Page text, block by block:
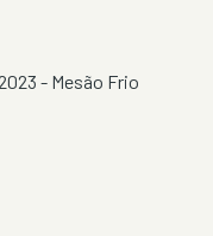
- Mesão Frio